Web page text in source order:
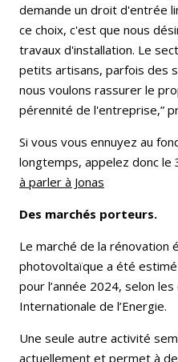
demande un droit d'entrée
ce choix, c'est que nous
travaux d'installation. Le
petits artisans, parfois des
nous voulons rassurer le
pérennité de l'entreprise,”
Si vous vous ennuyez au
longtemps, appelez donc le
à parler à Jonas
Des marchés porteurs.
Le marché de la rénovation
photovoltaïque a été
pour l’année 2024, selon les
Internationale de l’Energie.
Une seule autre activité
actuellement et permet à